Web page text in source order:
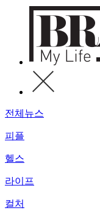
전체뉴스
피플
헬스
라이프
컬처